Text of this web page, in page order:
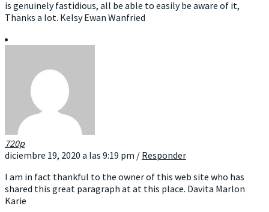
is genuinely fastidious, all be able to easily be aware of it,
Thanks a lot. Kelsy Ewan Wanfried
720p
diciembre 19, 2020 a las 9:19 pm / Responder
I am in fact thankful to the owner of this web site who has
shared this great paragraph at at this place. Davita Marlon
Karie